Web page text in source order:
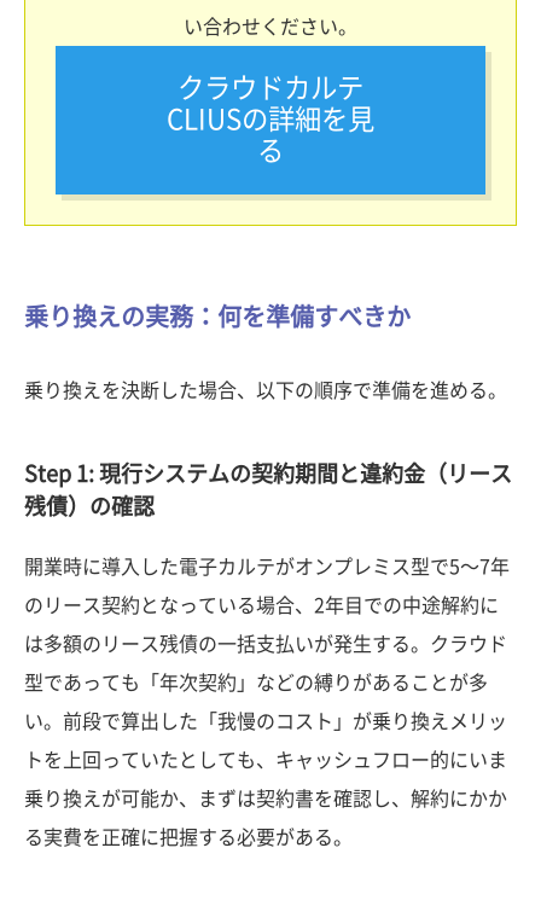
い合わせください。
クラウドカルテ
CLIUSの詳細を見
る
乗り換えの実務：何を準備すべきか
乗り換えを決断した場合、以下の順序で準備を進める。
Step 1: 現行システムの契約期間と違約金（リース
残債）の確認
開業時に導入した電子カルテがオンプレミス型で5〜7年
のリース契約となっている場合、2年目での中途解約に
は多額のリース残債の一括支払いが発生する。クラウド
型であっても「年次契約」などの縛りがあることが多
い。前段で算出した「我慢のコスト」が乗り換えメリッ
トを上回っていたとしても、キャッシュフロー的にいま
乗り換えが可能か、まずは契約書を確認し、解約にかか
る実費を正確に把握する必要がある。